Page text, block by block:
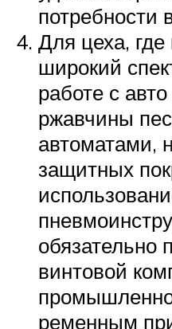
потребности
Для цеха, где
широкий
работе с
ржавчины
автоматами,
защитных
обязательно
винтовой
ременным